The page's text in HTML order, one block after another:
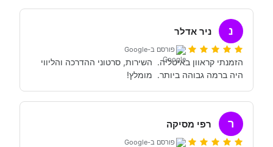
נ ניר אדלר
פורסם ב-Google
היה ברמה גבוהה ביותר.  מומלץ!
ר רפי מסיקה
פורסם ב-Google